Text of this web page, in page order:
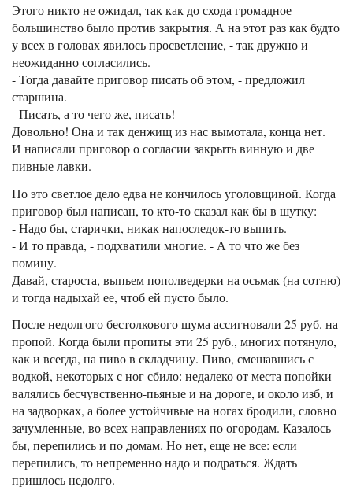
Этого никто не ожидал, так как до схода громадное
большинство было против закрытия. А на этот раз как будто
у всех в головах явилось просветление, - так дружно и
неожиданно согласились.
- Тогда давайте приговор писать об этом, - предложил
старшина.
- Писать, а то чего же, писать!
Довольно! Она и так денжищ из нас вымотала, конца нет.
И написали приговор о согласии закрыть винную и две
пивные лавки.
Но это светлое дело едва не кончилось уголовщиной. Когда
приговор был написан, то кто-то сказал как бы в шутку:
- Надо бы, старички, никак напоследок-то выпить.
- И то правда, - подхватили многие. - А то что же без
помину.
Давай, староста, выпьем пополведерки на осьмак (на сотню)
и тогда надыхай ее, чтоб ей пусто было.
После недолгого бестолкового шума ассигновали 25 руб. на
пропой. Когда были пропиты эти 25 руб., многих потянуло,
как и всегда, на пиво в складчину. Пиво, смешавшись с
водкой, некоторых с ног сбило: недалеко от места попойки
валялись бесчувственно-пьяные и на дороге, и около изб, и
на задворках, а более устойчивые на ногах бродили, словно
зачумленные, во всех направлениях по огородам. Казалось
бы, перепились и по домам. Но нет, еще не все: если
перепились, то непременно надо и подраться. Ждать
пришлось недолго.